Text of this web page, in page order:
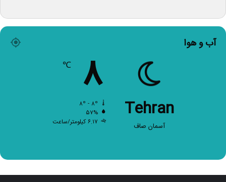
آب و هوا
Tehran
آسمان صاف
۸
۵۷%
۶.۱۷ کیلومتر/ساعت